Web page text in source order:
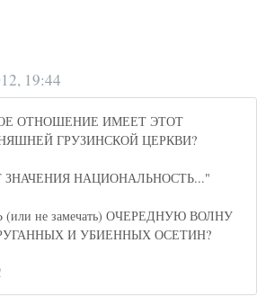
19:44
ОТНОШЕНИЕ ИМЕЕТ ЭТОТ
ГРУЗИНСКОЙ ЦЕРКВИ?
ЗНАЧЕНИЯ НАЦИОНАЛЬНОСТЬ..."
не замечать) ОЧЕРЕДНУЮ ВОЛНУ
И УБИЕННЫХ ОСЕТИН?